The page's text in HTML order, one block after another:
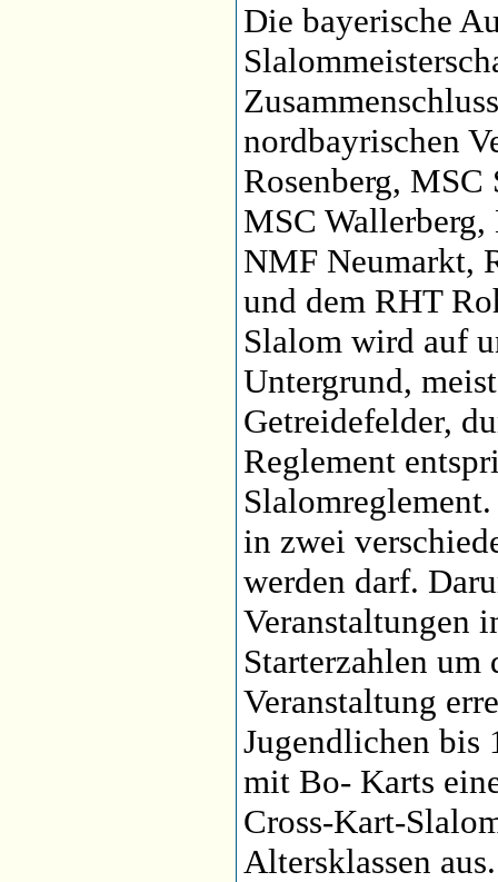
Die bayerische
nordbayrischen
Rosenberg,
MSC
NMF Neumarkt,
und dem RHT
Slalom wird auf
Untergrund,
Getreidefelder,
Reglement
in zwei
werden darf.
Veranstaltungen
Starterzahlen
Veranstaltung
Jugendlichen bis
mit Bo- Karts
Cross-Kart-
Altersklassen aus.